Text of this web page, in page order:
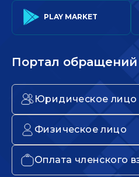
PLAY MARKET
Портал
Юридическое лицо
Физическое лицо
Оплата членского